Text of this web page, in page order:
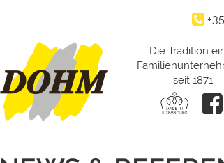
Die Tradition
seit 1871